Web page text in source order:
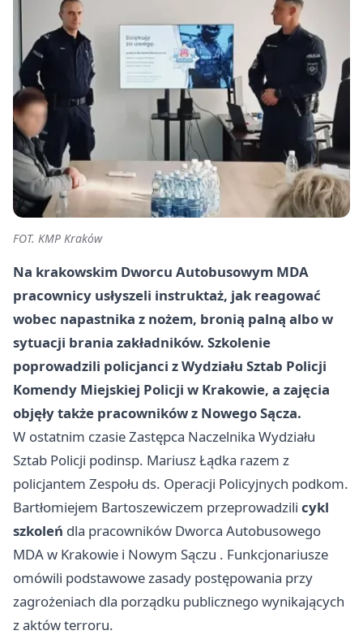
FOT. KMP Kraków
Na krakowskim Dworcu Autobusowym MDA
pracownicy usłyszeli instruktaż, jak reagować
wobec napastnika z nożem, bronią palną albo w
sytuacji brania zakładników. Szkolenie
poprowadzili policjanci z Wydziału Sztab Policji
Komendy Miejskiej Policji w Krakowie, a zajęcia
objęły także pracowników z Nowego Sącza.
W ostatnim czasie Zastępca Naczelnika Wydziału
Sztab Policji podinsp. Mariusz Łądka razem z
policjantem Zespołu ds. Operacji Policyjnych podkom.
Bartłomiejem Bartoszewiczem przeprowadzili cykl
szkoleń dla pracowników Dworca Autobusowego
MDA w Krakowie i Nowym Sączu . Funkcjonariusze
omówili podstawowe zasady postępowania przy
zagrożeniach dla porządku publicznego wynikających
z aktów terroru.